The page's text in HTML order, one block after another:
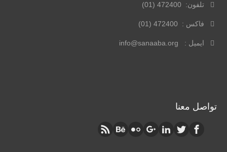
تلفون: 472400 (01)
فاكس : 472400 (01)
ايميل : info@sanaaba.org
تواصل معنا